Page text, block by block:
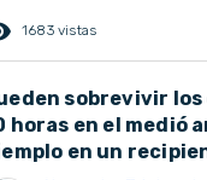
1683 vistas
sobrevivir
horas en el medió
en un